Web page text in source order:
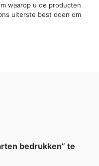
waarop u de producten
uiterste best doen om
bedrukken” te